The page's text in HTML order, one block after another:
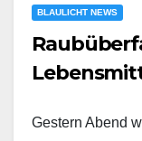
BLAULICHT NEWS
Gestern Abend